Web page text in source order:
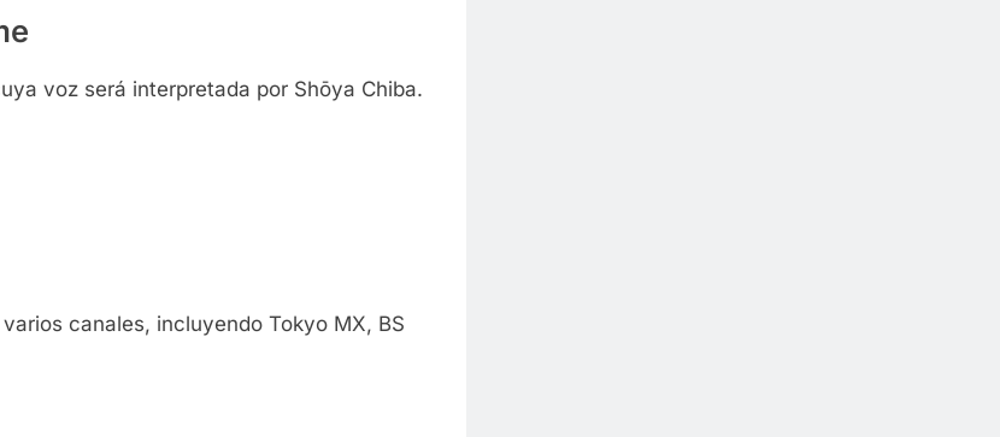
voz será interpretada por Shōya Chiba.
canales, incluyendo Tokyo MX, BS